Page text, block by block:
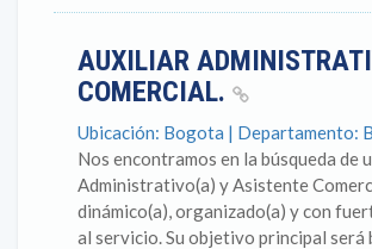
AUXILIAR
COMERCIAL.
Ubicación: Bogota | Departamento:
Nos encontramos en la búsqueda de
Administrativo(a) y Asistente
dinámico(a), organizado(a) y con
al servicio. Su objetivo principal será